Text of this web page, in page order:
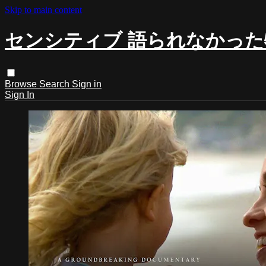
Skip to main content
センシティブ 語られなかっ
Browse Search Sign in
Sign In